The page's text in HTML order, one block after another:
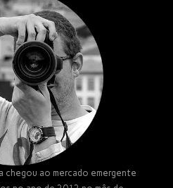
chegou ao mercado emergente